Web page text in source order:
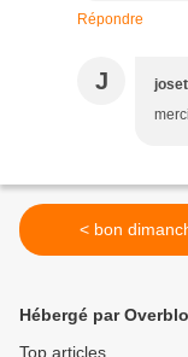
Répondre
J
< bon
Hébergé par
Top articles